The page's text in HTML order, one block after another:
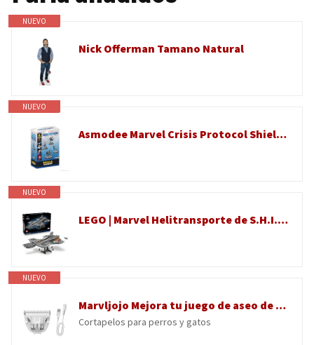
NUEVO
Nick Offerman Tamano Natural
NUEVO
Asmodee Marvel Crisis Protocol Shield Affiliation Pack, Juego de Miniaturas con Nick Furia, Ojo de Halcón y Viuda Negra, A Partir de 14 años, 2 Jugadores, 90 Minutos, Español, Inglés, Francés
NUEVO
LEGO | Marvel Helitransporte de S.H.I.E.L.D. – Kit de Construcción para Adultos de Portaaviones – 6 Minifiguras inc. Capitán América y Nick Furia – Decoración para la Estantería - Idea de Regalo 76354
NUEVO
Marvljojo Mejora tu juego de aseo de mascotas cuchillas de repuesto profesional y cable de carga, seguro, afilado y fácil de usar
Cortapelos para perros y gatos